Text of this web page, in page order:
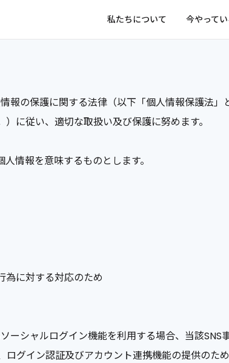
私たちについて 今やって
の保護に関する法律（以下「個人情報保護法」
に従い、適切な取扱い及び保護に努めます。
情報を意味するものとします。
為に対する対応のため
シャルログイン機能を利用する場合、当該SNS
グイン認証及びアカウント連携機能の提供のた